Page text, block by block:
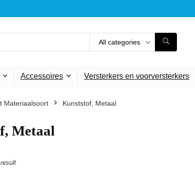
All categories
Accessoires Versterkers en voorversterkers
Materiaalsoort ‎Kunststof, Metaal
Metaal